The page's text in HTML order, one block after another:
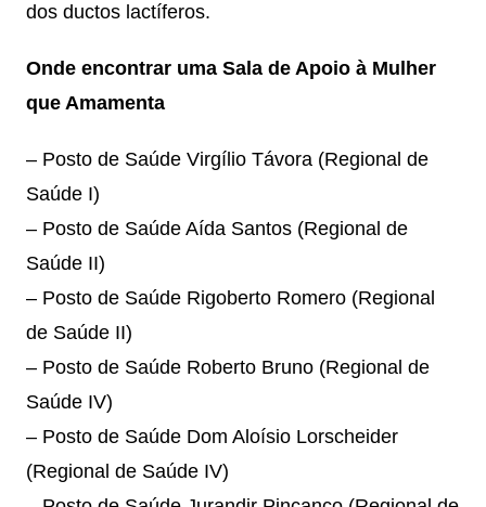
dos ductos lactíferos.
Onde encontrar uma Sala de Apoio à Mulher
que Amamenta
– Posto de Saúde Virgílio Távora (Regional de
Saúde I)
– Posto de Saúde Aída Santos (Regional de
Saúde II)
– Posto de Saúde Rigoberto Romero (Regional
de Saúde II)
– Posto de Saúde Roberto Bruno (Regional de
Saúde IV)
– Posto de Saúde Dom Aloísio Lorscheider
(Regional de Saúde IV)